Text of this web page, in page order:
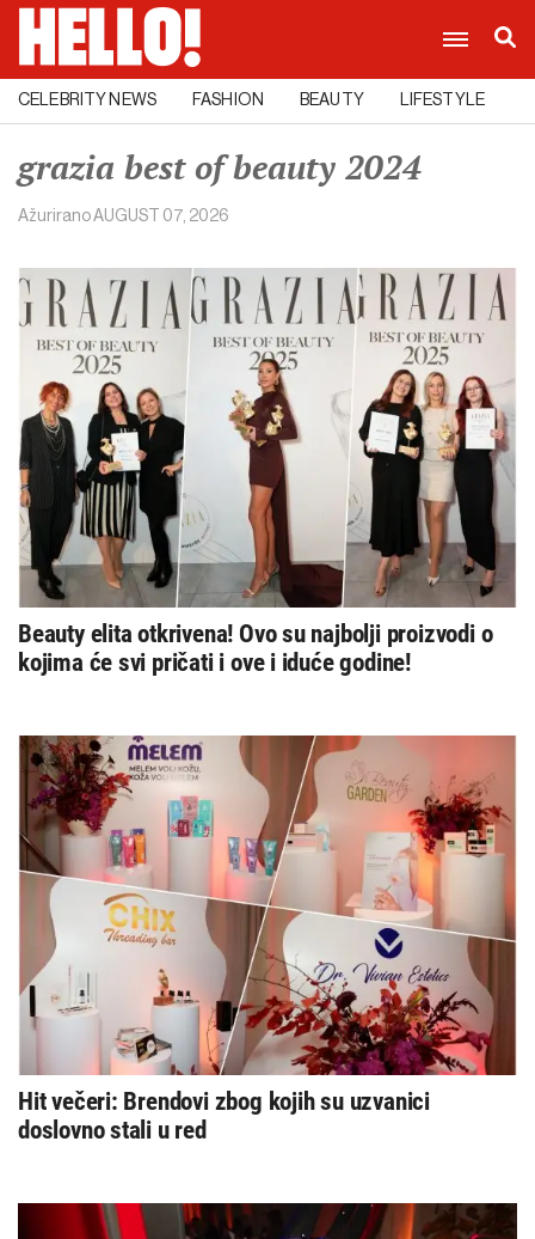
CELEBRITY NEWS FASHION BEAUTY LIFESTYLE
grazia best of beauty 2024
AžuriranoAUGUST 07, 2026
Beauty elita otkrivena! Ovo su najbolji proizvodi o
kojima će svi pričati i ove i iduće godine!
Hit večeri: Brendovi zbog kojih su uzvanici
doslovno stali u red